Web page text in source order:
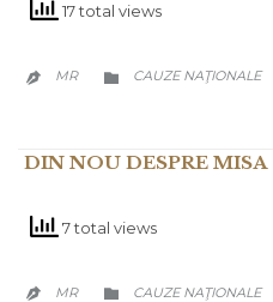
17 total views
 MR  CATEGORY
CAUZE NAŢIONALE
DIN NOU DESPRE MISA
7 total views
 MR  CATEGORY
CAUZE NAŢIONALE